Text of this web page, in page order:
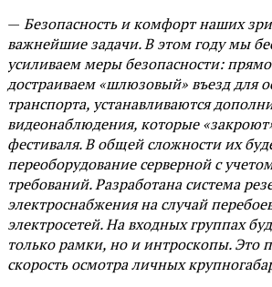
— Безопасность и комфорт наших
важнейшие задачи. В этом году мы
усиливаем меры безопасности: прямо
достраиваем «шлюзовый» въезд для
транспорта, устанавливаются
видеонаблюдения, которые
фестиваля. В общей сложности их
переоборудование серверной с
требований. Разработана система
электроснабжения на случай
электросетей. На входных группах
только рамки, но и интроскопы. Это
скорость осмотра личных